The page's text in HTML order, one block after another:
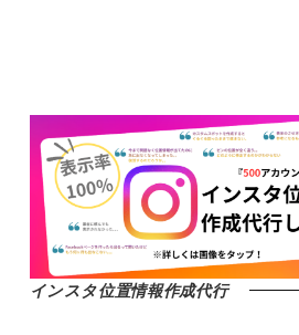
インスタ位置情報作成代行